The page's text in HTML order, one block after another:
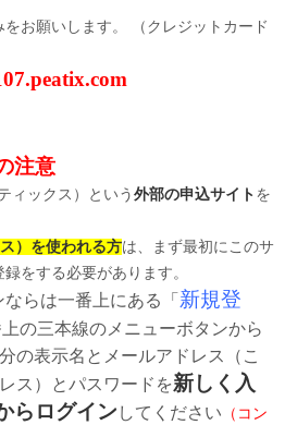
お願いします。 （クレジットカード
注意
ィックス）という 外部の申込サイト を
）を使われる方は、まず最初にこのサ
をする必要があります。
らは一番上にある「 新規登
の三本線のメニューボタンから
の表示名とメールアドレス（こ
ス）とパスワードを新しく入
らログイン してください （コン